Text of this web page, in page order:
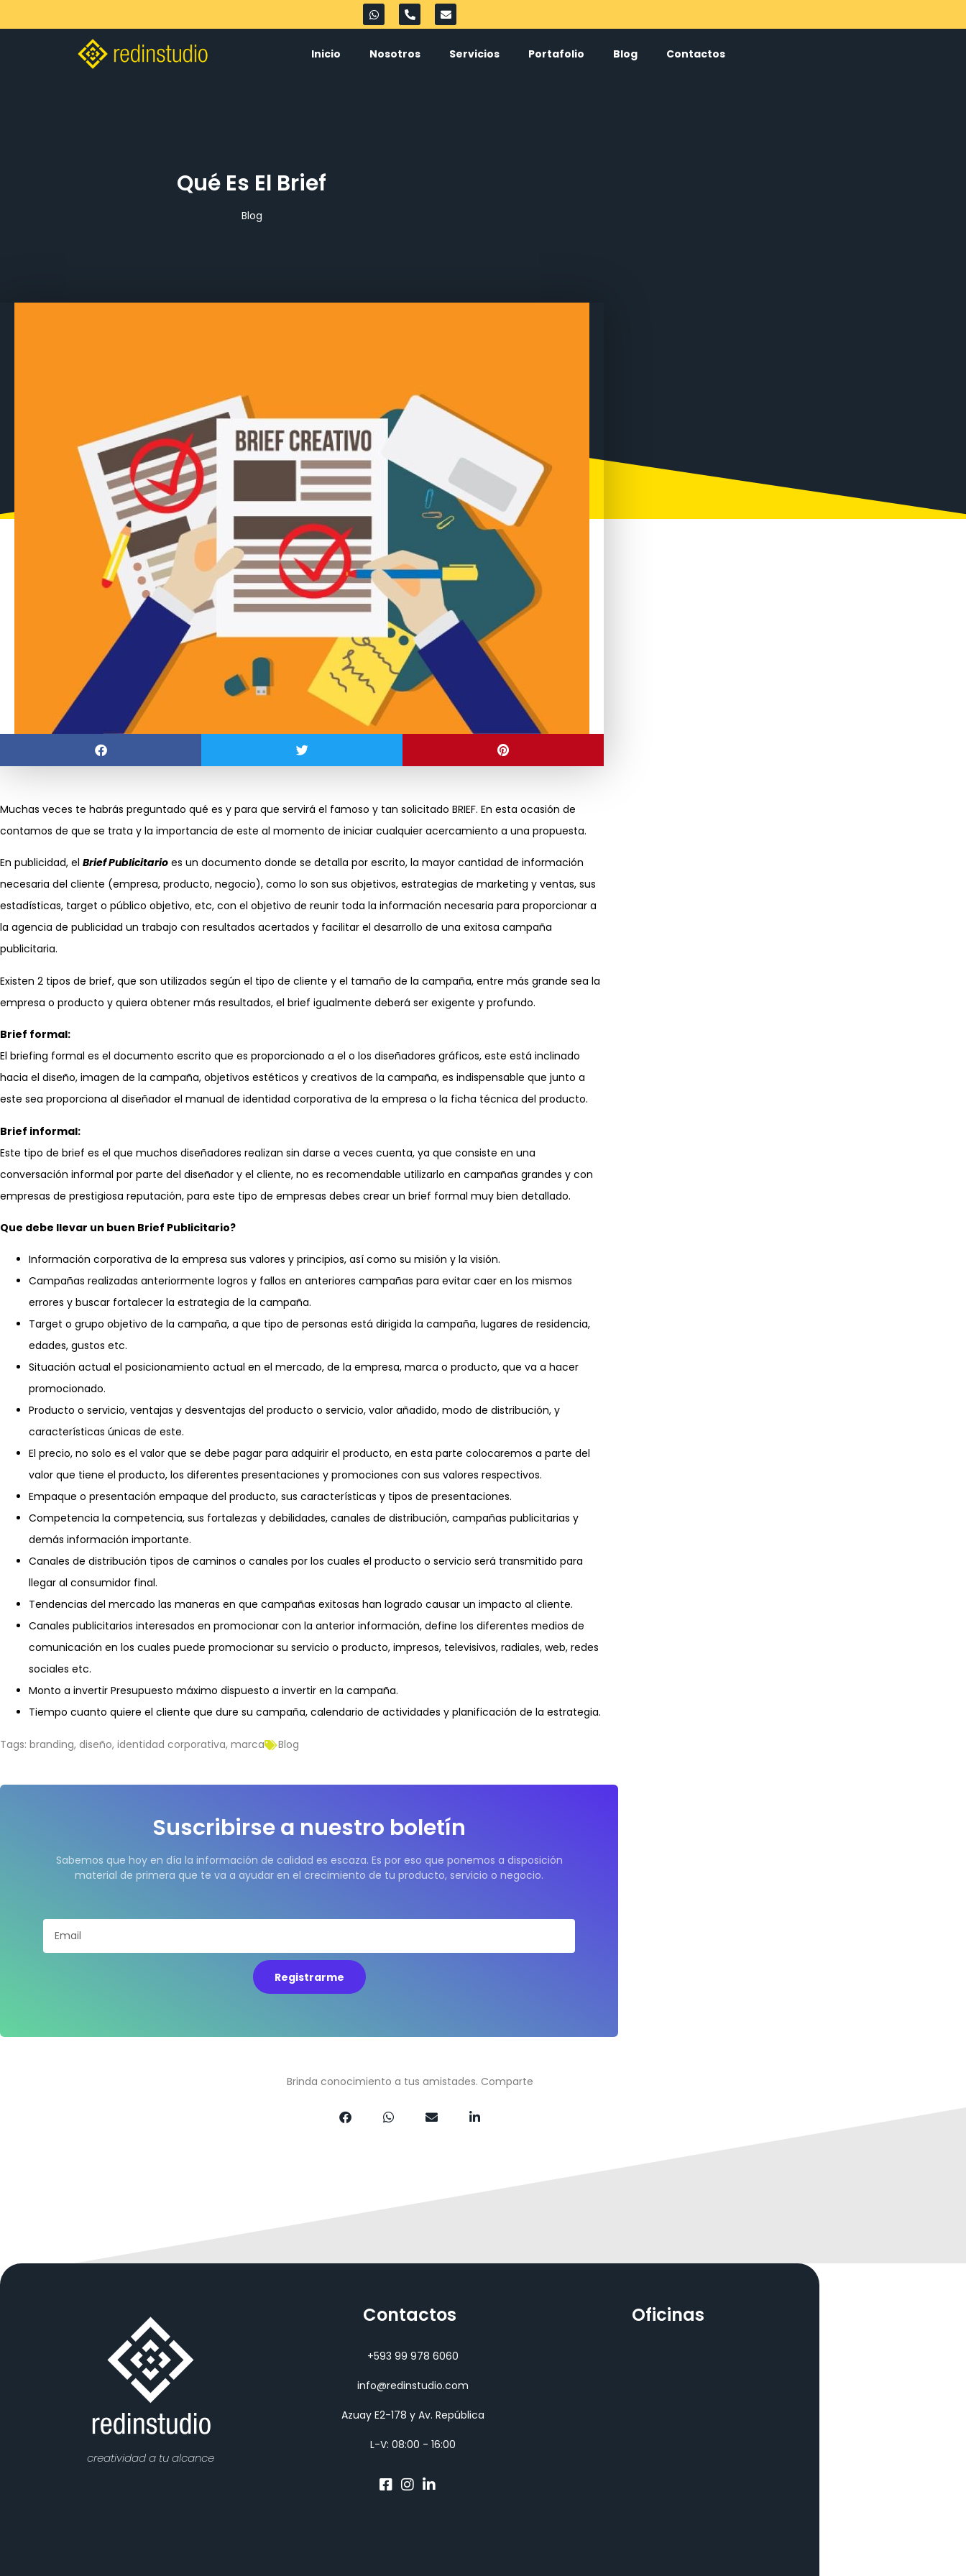
Inicio Nosotros Servicios Portafolio Blog Contactos
Qué Es El Brief
Blog
Muchas veces te habrás preguntado qué es y para que servirá el famoso y tan solicitado BRIEF. En esta ocasión de
contamos de que se trata y la importancia de este al momento de iniciar cualquier acercamiento a una propuesta.
En publicidad, el Brief Publicitario es un documento donde se detalla por escrito, la mayor cantidad de información
necesaria del cliente (empresa, producto, negocio), como lo son sus objetivos, estrategias de marketing y ventas, sus
estadísticas, target o público objetivo, etc, con el objetivo de reunir toda la información necesaria para proporcionar a
la agencia de publicidad un trabajo con resultados acertados y facilitar el desarrollo de una exitosa campaña
publicitaria.
Existen 2 tipos de brief, que son utilizados según el tipo de cliente y el tamaño de la campaña, entre más grande sea la
empresa o producto y quiera obtener más resultados, el brief igualmente deberá ser exigente y profundo.
Brief formal:
El briefing formal es el documento escrito que es proporcionado a el o los diseñadores gráficos, este está inclinado
hacia el diseño, imagen de la campaña, objetivos estéticos y creativos de la campaña, es indispensable que junto a
este sea proporciona al diseñador el manual de identidad corporativa de la empresa o la ficha técnica del producto.
Brief informal:
Este tipo de brief es el que muchos diseñadores realizan sin darse a veces cuenta, ya que consiste en una
conversación informal por parte del diseñador y el cliente, no es recomendable utilizarlo en campañas grandes y con
empresas de prestigiosa reputación, para este tipo de empresas debes crear un brief formal muy bien detallado.
Que debe llevar un buen Brief Publicitario?
Información corporativa de la empresa sus valores y principios, así como su misión y la visión.
Campañas realizadas anteriormente logros y fallos en anteriores campañas para evitar caer en los mismos
errores y buscar fortalecer la estrategia de la campaña.
Target o grupo objetivo de la campaña, a que tipo de personas está dirigida la campaña, lugares de residencia,
edades, gustos etc.
Situación actual el posicionamiento actual en el mercado, de la empresa, marca o producto, que va a hacer
promocionado.
Producto o servicio, ventajas y desventajas del producto o servicio, valor añadido, modo de distribución, y
características únicas de este.
El precio, no solo es el valor que se debe pagar para adquirir el producto, en esta parte colocaremos a parte del
valor que tiene el producto, los diferentes presentaciones y promociones con sus valores respectivos.
Empaque o presentación empaque del producto, sus características y tipos de presentaciones.
Competencia la competencia, sus fortalezas y debilidades, canales de distribución, campañas publicitarias y
demás información importante.
Canales de distribución tipos de caminos o canales por los cuales el producto o servicio será transmitido para
llegar al consumidor final.
Tendencias del mercado las maneras en que campañas exitosas han logrado causar un impacto al cliente.
Canales publicitarios interesados en promocionar con la anterior información, define los diferentes medios de
comunicación en los cuales puede promocionar su servicio o producto, impresos, televisivos, radiales, web, redes
sociales etc.
Monto a invertir Presupuesto máximo dispuesto a invertir en la campaña.
Tiempo cuanto quiere el cliente que dure su campaña, calendario de actividades y planificación de la estrategia.
Tags: branding, diseño, identidad corporativa, marca Blog
Suscribirse a nuestro boletín
Sabemos que hoy en día la información de calidad es escaza. Es por eso que ponemos a disposición
material de primera que te va a ayudar en el crecimiento de tu producto, servicio o negocio.
Registrarme
Brinda conocimiento a tus amistades. Comparte
creatividad a tu alcance
Contactos
+593 99 978 6060
info@redinstudio.com
Azuay E2-178 y Av. República
L-V: 08:00 - 16:00
Oficinas